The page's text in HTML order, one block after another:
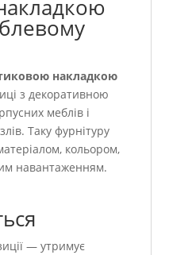
накладкою
з декоративною
меблів і
Таку фурнітуру
кольором,
навантаженням.
— утримує